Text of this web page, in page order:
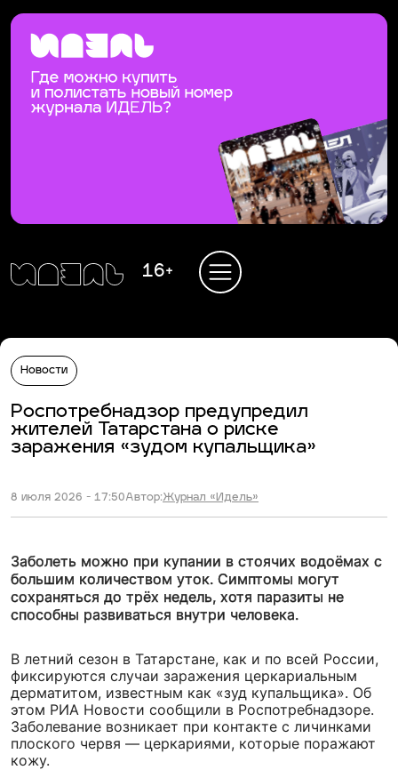
16+
Новости
Роспотребнадзор предупредил
жителей Татарстана о риске
заражения «зудом купальщика»
8 июля 2026 - 17:50Автор:Журнал «Идель»
Заболеть можно при купании в стоячих водоёмах с
большим количеством уток. Симптомы могут
сохраняться до трёх недель, хотя паразиты не
способны развиваться внутри человека.
В летний сезон в Татарстане, как и по всей России,
фиксируются случаи заражения церкариальным
дерматитом, известным как «зуд купальщика». Об
этом РИА Новости сообщили в Роспотребнадзоре.
Заболевание возникает при контакте с личинками
плоского червя — церкариями, которые поражают
кожу.